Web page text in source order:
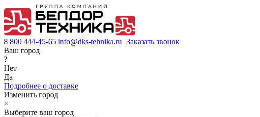
8 800 444-45-65 info@dks-tehnika.ru Заказать звонок
Ваш город
?
Нет
Да
Подробнее о доставке
Изменить город
×
Выберите ваш город